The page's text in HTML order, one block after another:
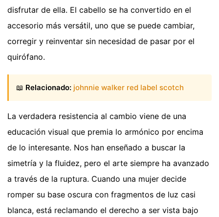
disfrutar de ella. El cabello se ha convertido en el
accesorio más versátil, uno que se puede cambiar,
corregir y reinventar sin necesidad de pasar por el
quirófano.
📖 Relacionado: johnnie walker red label scotch
La verdadera resistencia al cambio viene de una
educación visual que premia lo armónico por encima
de lo interesante. Nos han enseñado a buscar la
simetría y la fluidez, pero el arte siempre ha avanzado
a través de la ruptura. Cuando una mujer decide
romper su base oscura con fragmentos de luz casi
blanca, está reclamando el derecho a ser vista bajo